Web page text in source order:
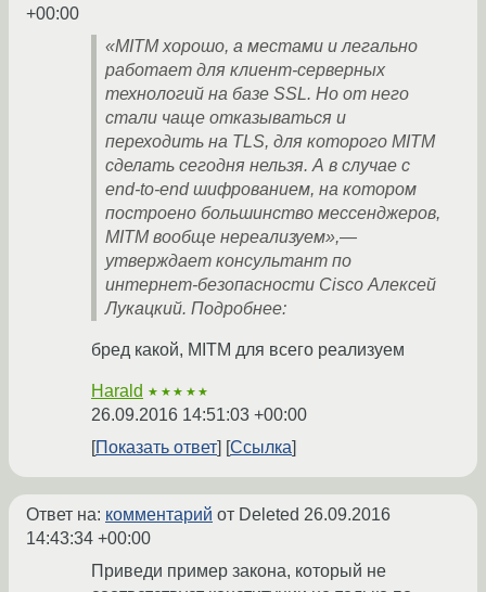
+00:00
«MITM хорошо, а местами и легально
работает для клиент-серверных
технологий на базе SSL. Но от него
стали чаще отказываться и
переходить на TLS, для которого MITM
сделать сегодня нельзя. А в случае с
end-to-end шифрованием, на котором
построено большинство мессенджеров,
MITM вообще нереализуем»,—
утверждает консультант по
интернет-безопасности Cisco Алексей
Лукацкий. Подробнее:
бред какой, MITM для всего реализуем
Harald ★★★★★
26.09.2016 14:51:03 +00:00
Показать ответ
Ссылка
Ответ на: комментарий от Deleted 26.09.2016
14:43:34 +00:00
Приведи пример закона, который не